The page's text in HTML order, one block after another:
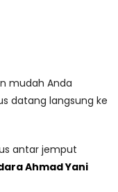
mudah Anda
datang langsung ke
antar jemput
Ahmad Yani